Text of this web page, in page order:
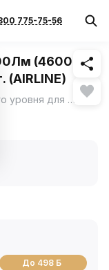
775-75-56Похожие
(4600Лм
(AIRLINE)
Мощные LED-лампы профессионального уровня для автомобильной оптики с повышенной светоотдачей. ещё
До 498 Б